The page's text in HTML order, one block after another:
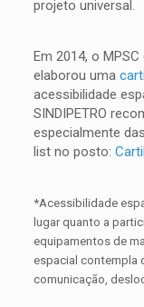
projeto universal.
Em 2014, o
elaborou uma
acessibilidade
SINDIPETRO
especialmente
list no posto:
*Acessibilidade
lugar quanto a
equipamentos de
espacial contempla
comunicação,